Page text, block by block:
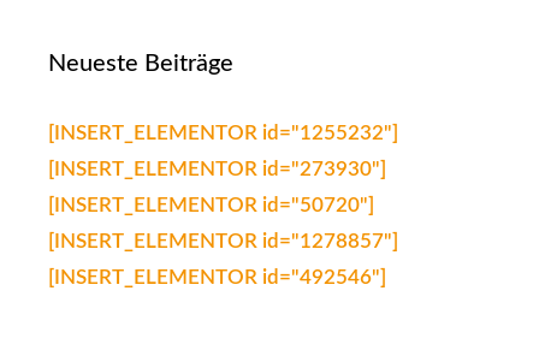
Neueste Beiträge
[INSERT_ELEMENTOR id="1255232"]
[INSERT_ELEMENTOR id="273930"]
[INSERT_ELEMENTOR id="50720"]
[INSERT_ELEMENTOR id="1278857"]
[INSERT_ELEMENTOR id="492546"]